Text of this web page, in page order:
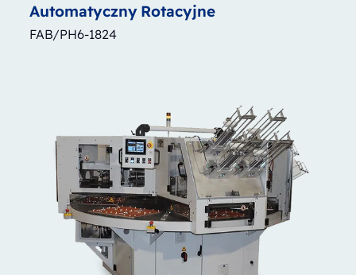
Automatyczny Rotacyjne
FAB/PH6-1824